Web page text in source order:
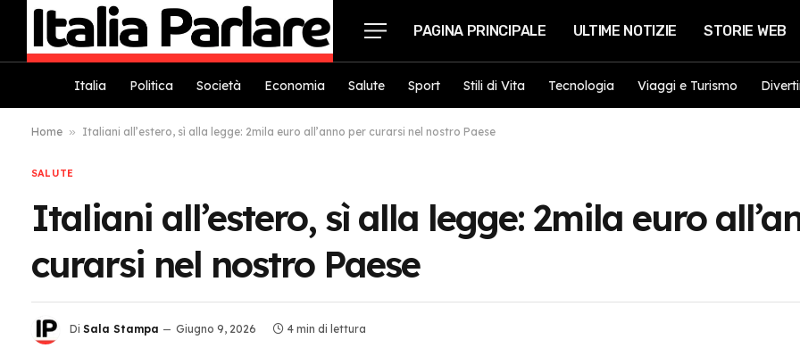
PAGINA PRINCIPALE ULTIME NOTIZIE STORIE WEB
Italia Politica Società Economia Salute Sport Stili di Vita Tecnologia Viaggi e Turismo
Home » Italiani all’estero, sì alla legge: 2mila euro all’anno per curarsi nel nostro Paese
SALUTE
Italiani all’estero, sì alla legge: 2mila euro
curarsi nel nostro Paese
Di Sala Stampa Giugno 9, 2026 4 min di lettura